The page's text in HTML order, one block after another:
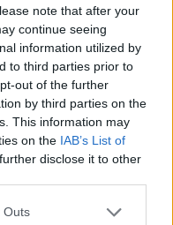
note that after your
continue seeing
information utilized by
to third parties prior to
out of the further
by third parties on the
This information may
on the IAB’s List of
disclose it to other
one or more Google
Outs
käyttää
kuiteilla
majoituksesta
kuluista.